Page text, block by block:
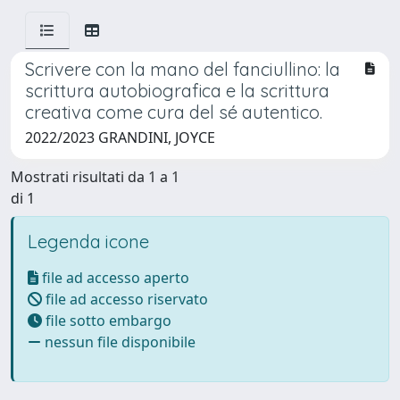
Scrivere con la mano del fanciullino: la
scrittura autobiografica e la scrittura
creativa come cura del sé autentico.
2022/2023 GRANDINI, JOYCE
Mostrati risultati da 1 a 1
di 1
Legenda icone
file ad accesso aperto
file ad accesso riservato
file sotto embargo
nessun file disponibile